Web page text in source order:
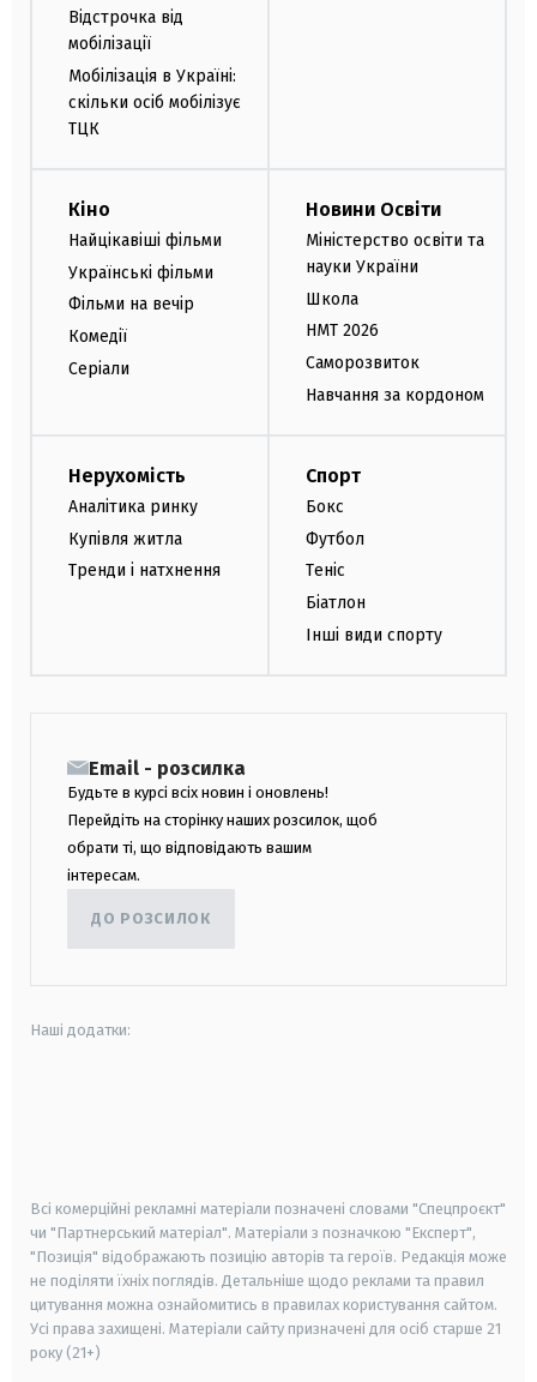
Відстрочка від
мобілізації
Мобілізація в Україні:
скільки осіб мобілізує
ТЦК
Кіно
Найцікавіші фільми
Українські фільми
Фільми на вечір
Комедії
Серіали
Новини Освіти
Міністерство освіти та
науки України
Школа
НМТ 2026
Саморозвиток
Навчання за кордоном
Нерухомість
Аналітика ринку
Купівля житла
Тренди і натхнення
Спорт
Бокс
Футбол
Теніс
Біатлон
Інші види спорту
Email - розсилка
Будьте в курсі всіх новин і оновлень!
Перейдіть на сторінку наших розсилок, щоб
обрати ті, що відповідають вашим
інтересам.
ДО РОЗСИЛОК
Наші додатки:
Всі комерційні рекламні матеріали позначені словами "Спецпроєкт"
чи "Партнерський матеріал". Матеріали з позначкою "Експерт",
"Позиція" відображають позицію авторів та героїв. Редакція може
не поділяти їхніх поглядів. Детальніше щодо реклами та правил
цитування можна ознайомитись в правилах користування сайтом.
Усі права захищені. Матеріали сайту призначені для осіб старше 21
року (21+)